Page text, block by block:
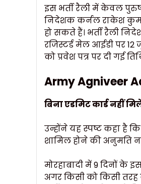
इस भर्ती रैली में केवल पुरुष
निदेशक कर्नल राकेश
हो सकते हैं। भर्ती रैली
रजिस्टर्ड मेल आईडी पर 12
को प्रवेश पत्र पर दी गई
Army Agniveer
बिनाएडमिटकार्डनहीं
उन्होंने यह स्पष्ट कहा है
शामिल होने की अनुमति
मोरहाबादी में 9 दिनों के
अगर किसी को किसी तरह